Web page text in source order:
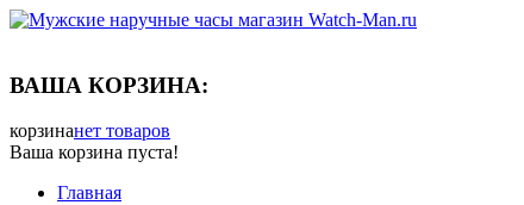
ВАША КОРЗИНА:
корзинанет товаров
Ваша корзина пуста!
Главная